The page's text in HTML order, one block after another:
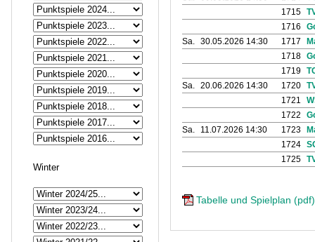
Winter
1715
1716
Sa. 30.05.2026 14:30 1717
1718
1719
Sa. 20.06.2026 14:30 1720
1721
1722
Sa.
11.07.2026 14:30 1723
1724
1725
Tabelle und Spielplan (pdf)